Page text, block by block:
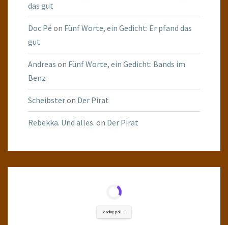
das gut
Doc Pé on Fünf Worte, ein Gedicht: Er pfand das
gut
Andreas on Fünf Worte, ein Gedicht: Bands im
Benz
Scheibsteron Der Pirat
Rebekka. Und alles. on Der Pirat
Loading poll ...